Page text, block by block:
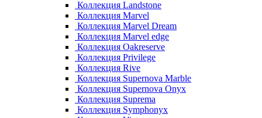
Коллекция Landstone
Коллекция Marvel
Коллекция Marvel Dream
Коллекция Marvel edge
Коллекция Oakreserve
Коллекция Privilege
Коллекция Rive
Коллекция Supernova Marble
Коллекция Supernova Onyx
Коллекция Suprema
Коллекция Symphonyx